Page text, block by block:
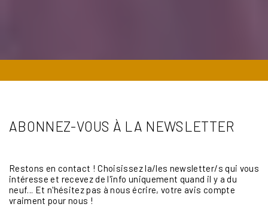
ABONNEZ-VOUS À LA NEWSLETTER
Restons en contact ! Choisissez la/les newsletter/s qui vous
intéresse et recevez de l'info uniquement quand il y a du
neuf... Et n'hésitez pas à nous écrire, votre avis compte
vraiment pour nous !